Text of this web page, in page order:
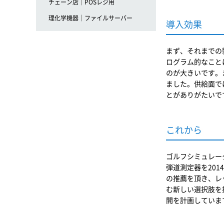
導入効果
まず、それまで
ログラム的なこ
のが大きいです
ました。供給面
とがありがたい
これから
ゴルフシミュレ
弾道測定器を
の推薦を頂き、
む新しい選択肢
開を計画してい
チェーン店｜POSレジ用
理化学機器｜ファイルサーバー